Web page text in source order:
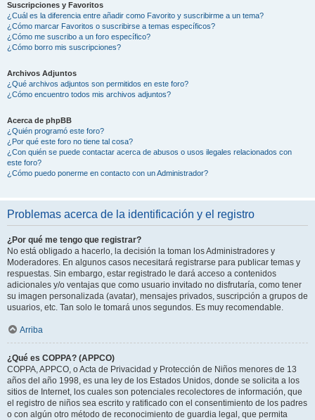
Suscripciones y Favoritos
¿Cuál es la diferencia entre añadir como Favorito y suscribirme a un tema?
¿Cómo marcar Favoritos o suscribirse a temas específicos?
¿Cómo me suscribo a un foro específico?
¿Cómo borro mis suscripciones?
Archivos Adjuntos
¿Qué archivos adjuntos son permitidos en este foro?
¿Cómo encuentro todos mis archivos adjuntos?
Acerca de phpBB
¿Quién programó este foro?
¿Por qué este foro no tiene tal cosa?
¿Con quién se puede contactar acerca de abusos o usos ilegales relacionados con
este foro?
¿Cómo puedo ponerme en contacto con un Administrador?
Problemas acerca de la identificación y el registro
¿Por qué me tengo que registrar?
No está obligado a hacerlo, la decisión la toman los Administradores y
Moderadores. En algunos casos necesitará registrarse para publicar temas y
respuestas. Sin embargo, estar registrado le dará acceso a contenidos
adicionales y/o ventajas que como usuario invitado no disfrutaría, como tener
su imagen personalizada (avatar), mensajes privados, suscripción a grupos de
usuarios, etc. Tan solo le tomará unos segundos. Es muy recomendable.
Arriba
¿Qué es COPPA? (APPCO)
COPPA, APPCO, o Acta de Privacidad y Protección de Niños menores de 13
años del año 1998, es una ley de los Estados Unidos, donde se solicita a los
sitios de Internet, los cuales son potenciales recolectores de información, que
el registro de niños sea escrito y ratificado con el consentimiento de los padres
o con algún otro método de reconocimiento de guardia legal, que permita